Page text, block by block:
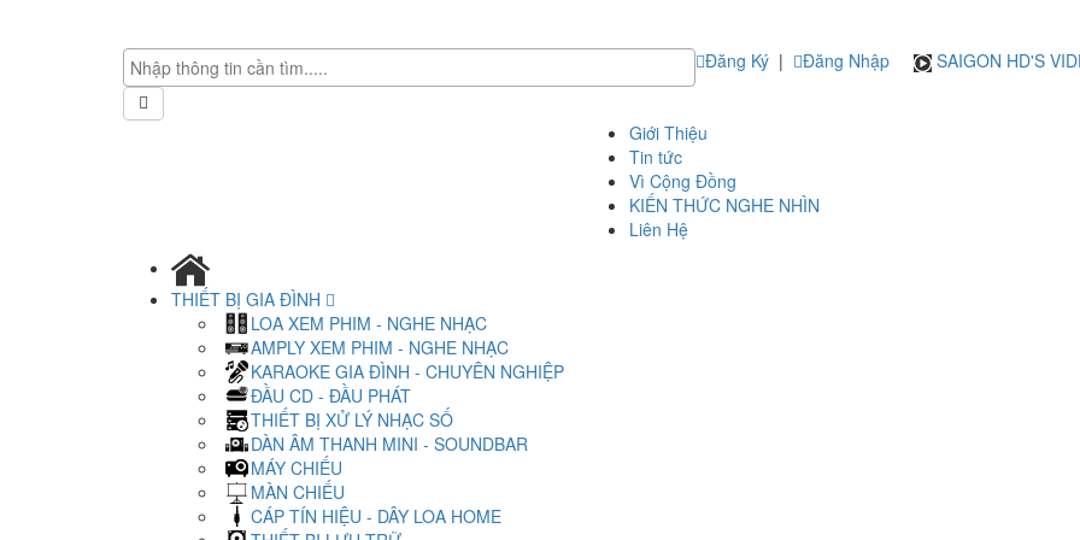
Đăng Ký | Đăng Nhập SAIGON HD'S
Giới Thiệu
Tin tức
Vì Cộng Đồng
KIẾN THỨC NGHE NHÌN
Liên Hệ
THIẾT BỊ GIA ĐÌNH
LOA XEM PHIM - NGHE NHẠC
AMPLY XEM PHIM - NGHE NHẠC
KARAOKE GIA ĐÌNH - CHUYÊN NGHIỆP
ĐẦU CD - ĐẦU PHÁT
THIẾT BỊ XỬ LÝ NHẠC SỐ
DÀN ÂM THANH MINI - SOUNDBAR
MÁY CHIẾU
MÀN CHIẾU
CÁP TÍN HIỆU - DÂY LOA HOME